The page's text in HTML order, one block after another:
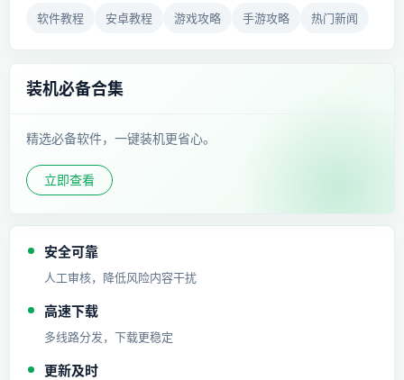
软件教程 安卓教程 游戏攻略 手游攻略 热门新闻
装机必备合集
精选必备软件，一键装机更省心。
立即查看
安全可靠
人工审核，降低风险内容干扰
高速下载
多线路分发，下载更稳定
更新及时